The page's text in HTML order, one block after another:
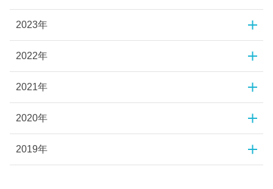
2023年
2022年
2021年
2020年
2019年